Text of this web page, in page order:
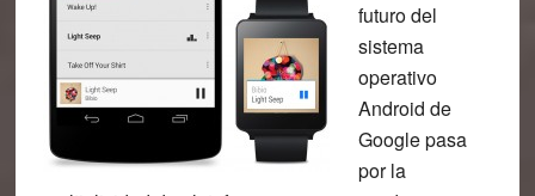
futuro del
sistema
operativo
Android de
Google pasa
por la